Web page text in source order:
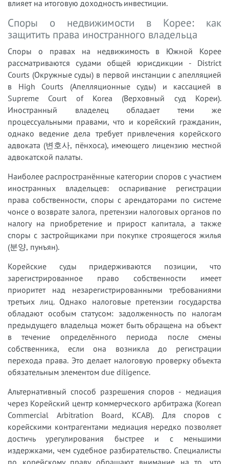
влияет на итоговую доходность инвестиции.
Споры о недвижимости в Корее: как
защитить права иностранного владельца
Споры о правах на недвижимость в Южной Корее
рассматриваются судами общей юрисдикции - District
Courts (Окружные суды) в первой инстанции с апелляцией
в High Courts (Апелляционные суды) и кассацией в
Supreme Court of Korea (Верховный суд Кореи).
Иностранный владелец обладает теми же
процессуальными правами, что и корейский гражданин,
однако ведение дела требует привлечения корейского
адвоката (변호사, пёнхоса), имеющего лицензию местной
адвокатской палаты.
Наиболее распространённые категории споров с участием
иностранных владельцев: оспаривание регистрации
права собственности, споры с арендаторами по системе
чонсе о возврате залога, претензии налоговых органов по
налогу на приобретение и прирост капитала, а также
споры с застройщиками при покупке строящегося жилья
(분양, пунъян).
Корейские суды придерживаются позиции, что
зарегистрированное право собственности имеет
приоритет над незарегистрированными требованиями
третьих лиц. Однако налоговые претензии государства
обладают особым статусом: задолженность по налогам
предыдущего владельца может быть обращена на объект
в течение определённого периода после смены
собственника, если она возникла до регистрации
перехода права. Это делает налоговую проверку объекта
обязательным элементом due diligence.
Альтернативный способ разрешения споров - медиация
через Корейский центр коммерческого арбитража (Korean
Commercial Arbitration Board, KCAB). Для споров с
корейскими контрагентами медиация нередко позволяет
достичь урегулирования быстрее и с меньшими
издержками, чем судебное разбирательство. Специалисты
по корейскому праву обращают внимание на то, что